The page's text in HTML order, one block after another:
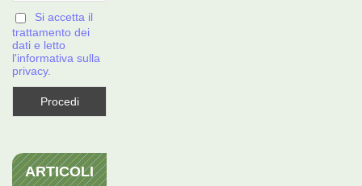
Si accetta il
trattamento dei
dati e letto
l'informativa sulla
privacy.
ARTICOLI